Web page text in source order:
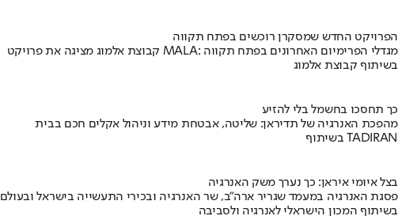
הפרויקט החדש שמסקרן רוכשים בפתח תקווה
קבוצת אלמוג מציגה את פרויקט MALA: מגדלי הפרימיום האחרונים בפתח תקווה
בשיתוף קבוצת אלמוג
כך תחסכו בחשמל בלי להזיע
מהפכת האנרגיה של תדיראן: שליטה, אבטחת מידע וניהול אקלים חכם בבית
בשיתוף TADIRAN
בצל איומי איראן: כך נערך משק האנרגיה
פסגת האנרגיה במעמד שגריר ארה"ב, שר האנרגיה ובכירי התעשייה בישראל ובעולם
בשיתוף המכון הישראלי לאנרגיה ולסביבה